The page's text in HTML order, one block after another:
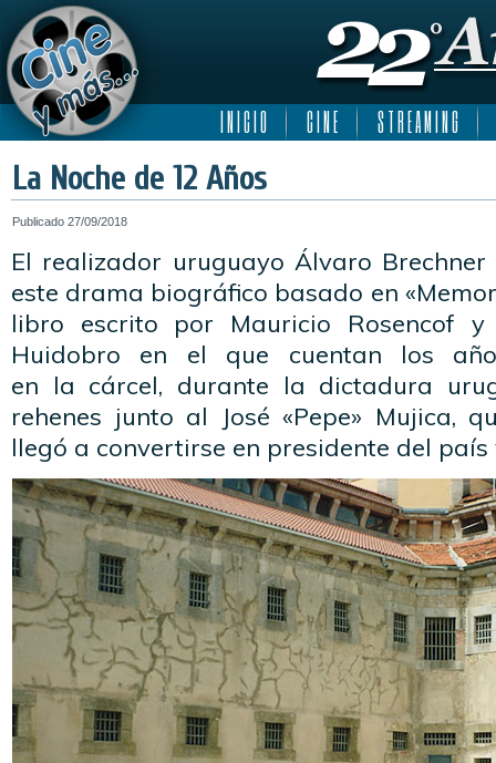
I N I C I O C I N E S T R E A M I N G
La Noche de 12 Años
Publicado 27/09/2018
El realizador uruguayo Álvaro Brechner
este drama biográfico basado en
libro escrito por Mauricio Rosencof y
Huidobro en el que cuentan los
en la cárcel, durante la dictadura
rehenes junto al José «Pepe» Mujica,
llegó a convertirse en presidente del país